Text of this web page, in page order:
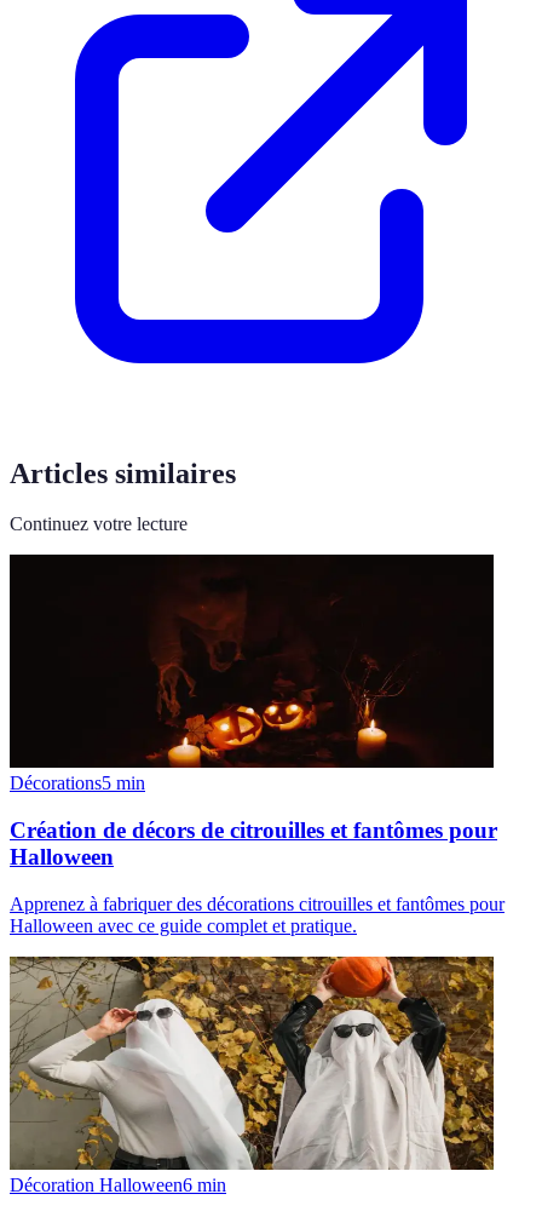
Articles similaires
Continuez votre lecture
Décorations5 min
Création de décors de citrouilles et fantômes pour
Halloween
Apprenez à fabriquer des décorations citrouilles et fantômes pour
Halloween avec ce guide complet et pratique.
Décoration Halloween6 min